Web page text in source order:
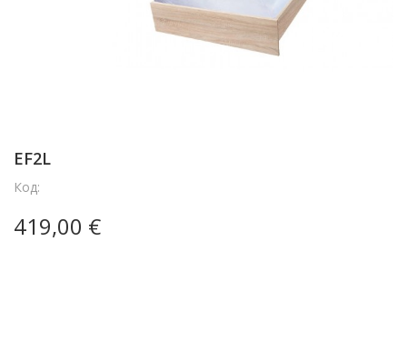
EF2L
Код:
419,00 €